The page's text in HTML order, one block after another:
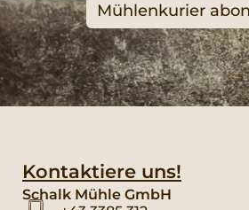
Mühlenkurier
Kontaktiere uns!
Schalk Mühle GmbH